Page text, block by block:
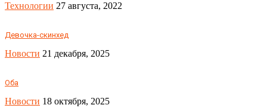
Технологии 27 августа, 2022
Девочка-скинхед
Новости 21 декабря, 2025
Оба
Новости 18 октября, 2025